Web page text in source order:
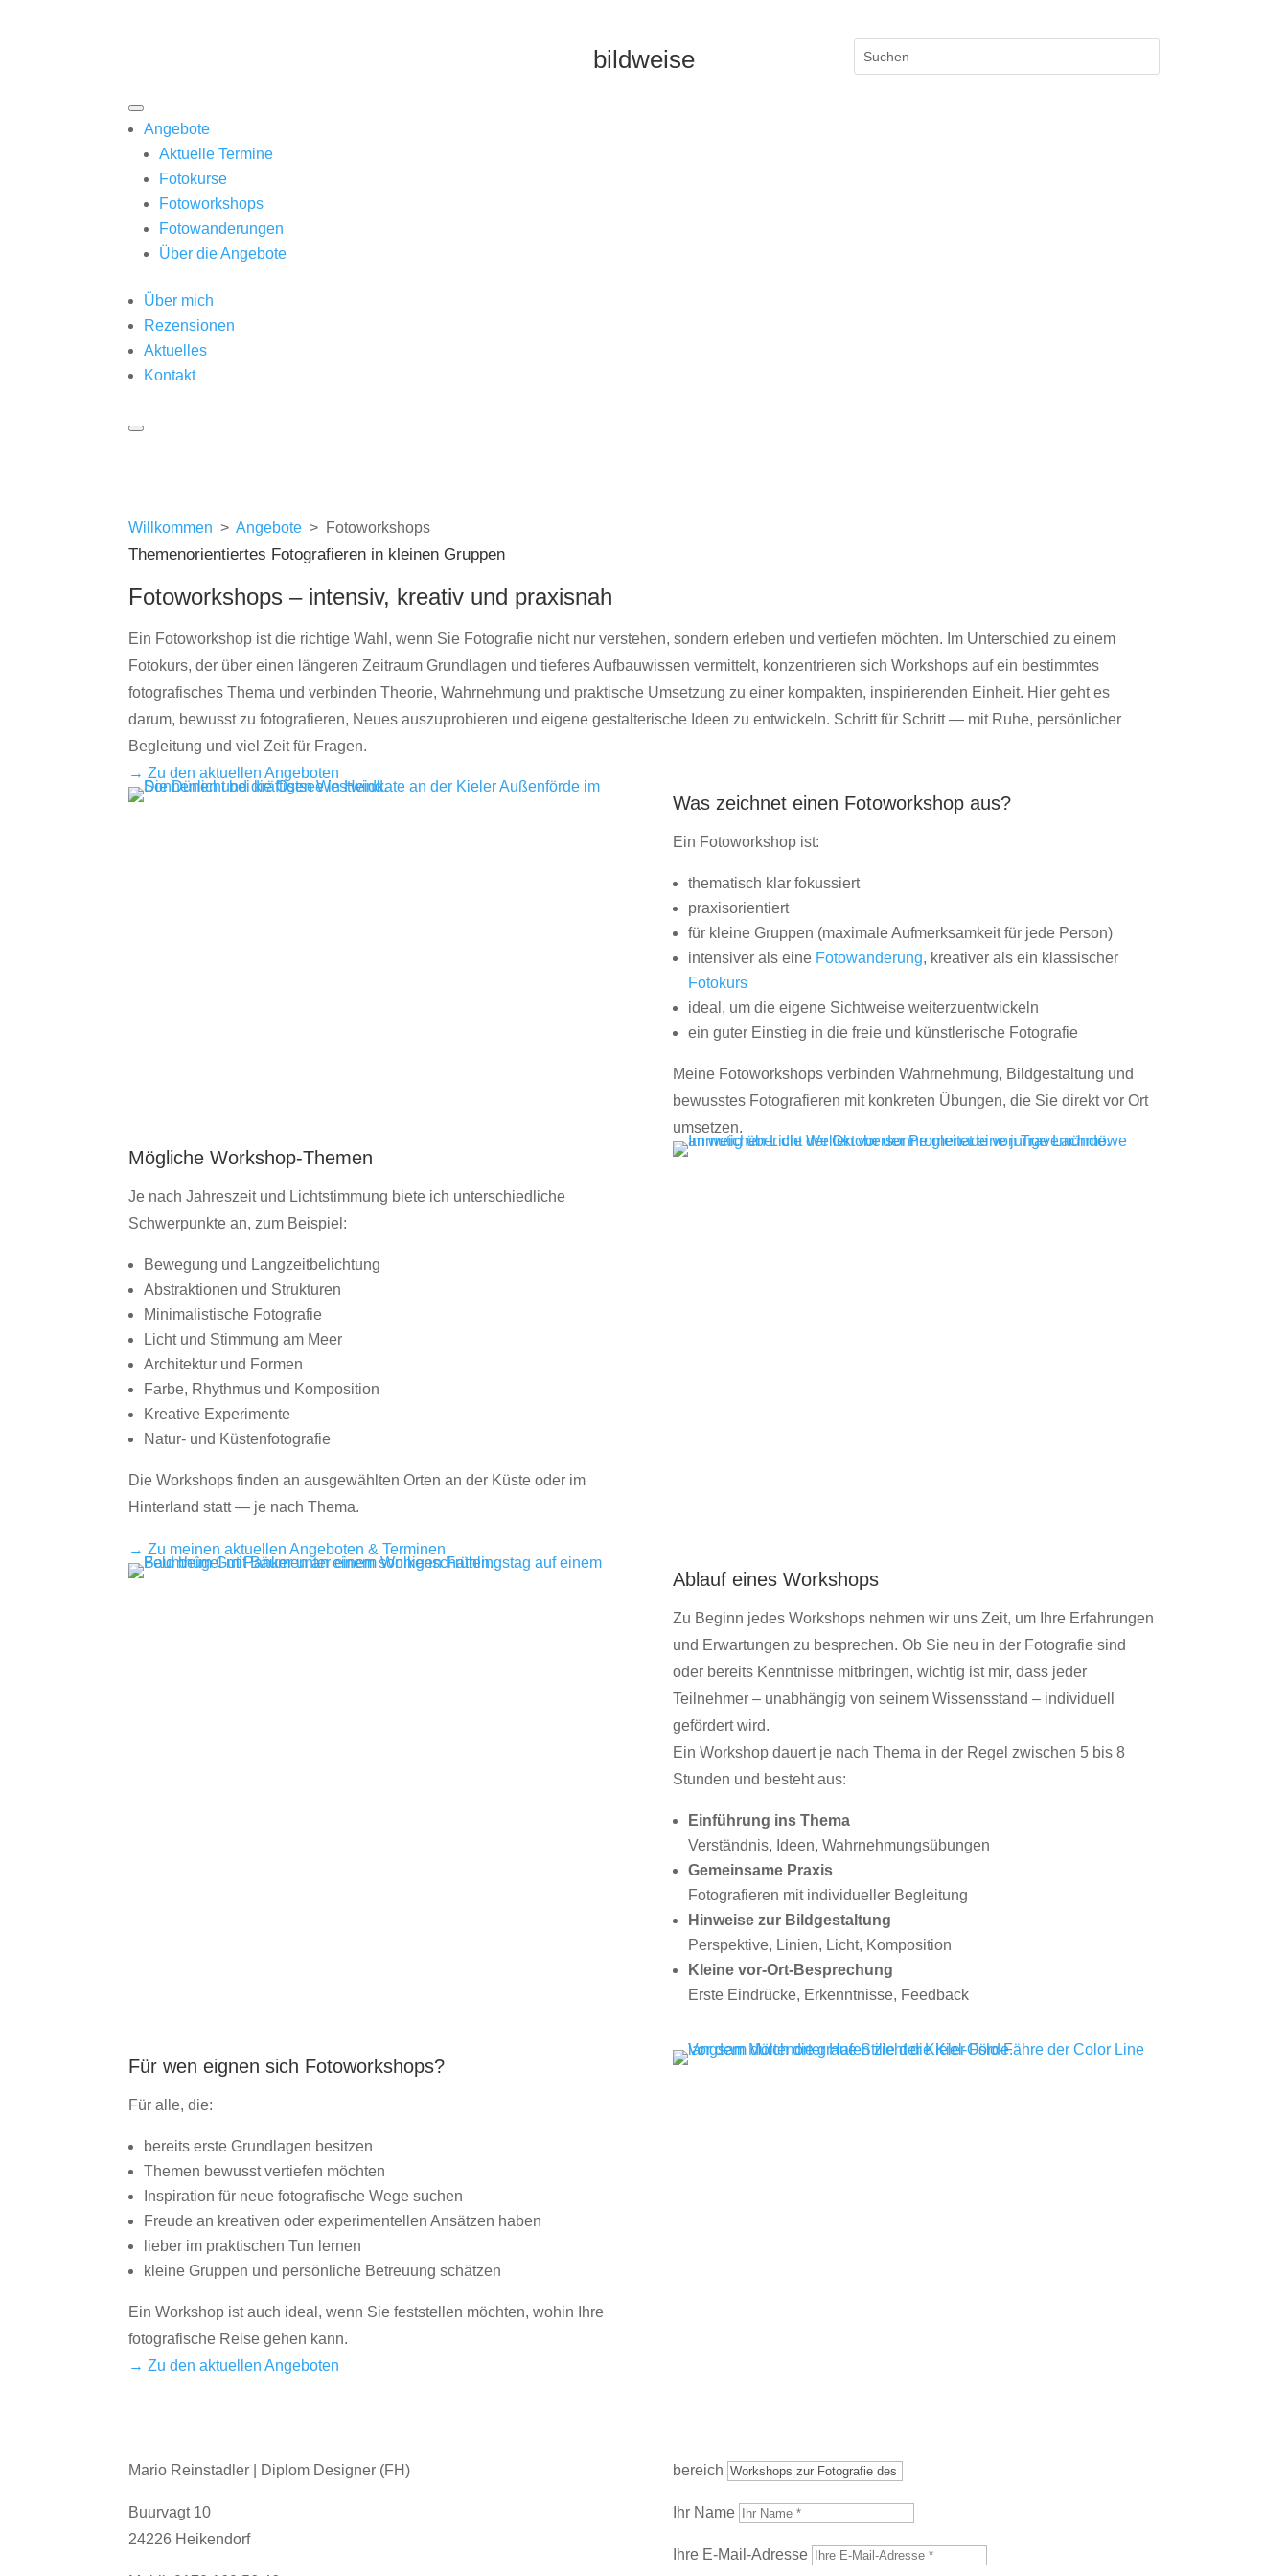
bildweise
Angebote
Aktuelle Termine
Fotokurse
Fotoworkshops
Fotowanderungen
Über die Angebote
Über mich
Rezensionen
Aktuelles
Kontakt
Willkommen >Angebote > Fotoworkshops
Themenorientiertes Fotografieren in kleinen Gruppen
Fotoworkshops – intensiv, kreativ und praxisnah
Ein Fotoworkshop ist die richtige Wahl, wenn Sie Fotografie nicht nur verstehen, sondern erleben und vertiefen möchten. Im Unterschied zu einem
Fotokurs, der über einen längeren Zeitraum Grundlagen und tieferes Aufbauwissen vermittelt, konzentrieren sich Workshops auf ein bestimmtes
fotografisches Thema und verbinden Theorie, Wahrnehmung und praktische Umsetzung zu einer kompakten, inspirierenden Einheit. Hier geht es
darum, bewusst zu fotografieren, Neues auszuprobieren und eigene gestalterische Ideen zu entwickeln. Schritt für Schritt — mit Ruhe, persönlicher
Begleitung und viel Zeit für Fragen.
→ Zu den aktuellen Angeboten
Was zeichnet einen Fotoworkshop aus?
Ein Fotoworkshop ist:
thematisch klar fokussiert
praxisorientiert
für kleine Gruppen (maximale Aufmerksamkeit für jede Person)
intensiver als eine Fotowanderung, kreativer als ein klassischer
Fotokurs
ideal, um die eigene Sichtweise weiterzuentwickeln
ein guter Einstieg in die freie und künstlerische Fotografie
Meine Fotoworkshops verbinden Wahrnehmung, Bildgestaltung und
bewusstes Fotografieren mit konkreten Übungen, die Sie direkt vor Ort
umsetzen.
Mögliche Workshop-Themen
Je nach Jahreszeit und Lichtstimmung biete ich unterschiedliche
Schwerpunkte an, zum Beispiel:
Bewegung und Langzeitbelichtung
Abstraktionen und Strukturen
Minimalistische Fotografie
Licht und Stimmung am Meer
Architektur und Formen
Farbe, Rhythmus und Komposition
Kreative Experimente
Natur- und Küstenfotografie
Die Workshops finden an ausgewählten Orten an der Küste oder im
Hinterland statt — je nach Thema.
→ Zu meinen aktuellen Angeboten & Terminen
Ablauf eines Workshops
Zu Beginn jedes Workshops nehmen wir uns Zeit, um Ihre Erfahrungen
und Erwartungen zu besprechen. Ob Sie neu in der Fotografie sind
oder bereits Kenntnisse mitbringen, wichtig ist mir, dass jeder
Teilnehmer – unabhängig von seinem Wissensstand – individuell
gefördert wird.
Ein Workshop dauert je nach Thema in der Regel zwischen 5 bis 8
Stunden und besteht aus:
Einführung ins Thema
Verständnis, Ideen, Wahrnehmungsübungen
Gemeinsame Praxis
Fotografieren mit individueller Begleitung
Hinweise zur Bildgestaltung
Perspektive, Linien, Licht, Komposition
Kleine vor-Ort-Besprechung
Erste Eindrücke, Erkenntnisse, Feedback
Für wen eignen sich Fotoworkshops?
Für alle, die:
bereits erste Grundlagen besitzen
Themen bewusst vertiefen möchten
Inspiration für neue fotografische Wege suchen
Freude an kreativen oder experimentellen Ansätzen haben
lieber im praktischen Tun lernen
kleine Gruppen und persönliche Betreuung schätzen
Ein Workshop ist auch ideal, wenn Sie feststellen möchten, wohin Ihre
fotografische Reise gehen kann.
→ Zu den aktuellen Angeboten
Mario Reinstadler | Diplom Designer (FH)
Buurvagt 10
24226 Heikendorf
bereich
Ihr Name
Ihre E-Mail-Adresse